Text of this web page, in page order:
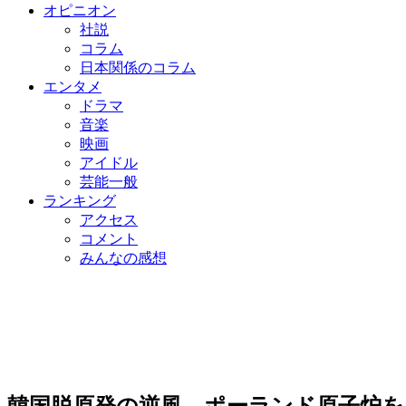
オピニオン
社説
コラム
日本関係のコラム
エンタメ
ドラマ
音楽
映画
アイドル
芸能一般
ランキング
アクセス
コメント
みんなの感想